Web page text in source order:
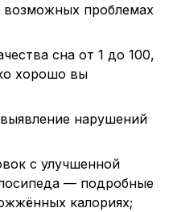
проблемах
сна от 1 до 100,
хорошо вы
нарушений
с улучшенной
— подробные
калориях;